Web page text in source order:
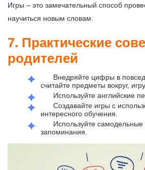
Игры – это замечательный способ
научиться новым словам.
7. Практические
родителей
Внедряйте цифры в
считайте предметы вокруг,
Используйте английские
Создавайте игры с
интересного обучения.
Используйте самодельные
запоминания.